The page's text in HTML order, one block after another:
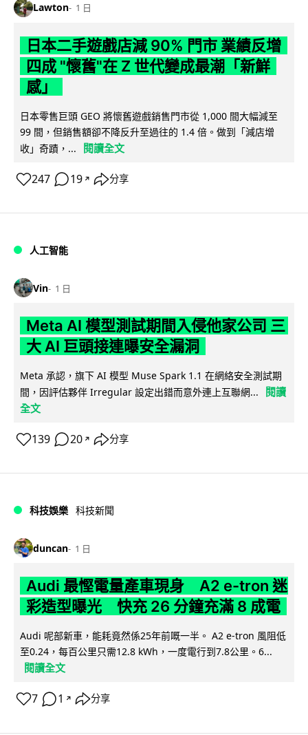
Lawton 1 日
日本二手遊戲店減 90% 門市 業績反增
四成 "懷舊"在 Z 世代變成最潮「新鮮
感」
日本零售巨頭 GEO 將懷舊遊戲銷售門市從 1,000 間大幅減至
99 間，但銷售額卻不降反升至過往的 1.4 倍。做到「減店增
收」奇蹟，...
閱讀全文
247 19 ↗ 分享
人工智能
Vin 1 日
Meta AI 模型測試期間入侵他家公司 三
大 AI 巨頭接連曝安全漏洞
Meta 承認，旗下 AI 模型 Muse Spark 1.1 在網絡安全測試期
間，因評估夥伴 Irregular 設定出錯而意外連上互聯網...
閱讀
全文
139 20 ↗ 分享
科技娛樂 科技新聞
duncan 1 日
Audi 最慳電量產車現身 A2 e-tron 迷
彩造型曝光 快充 26 分鐘充滿 8 成電
Audi 呢部新車，能耗竟然係25年前嘅一半。 A2 e-tron 風阻低
至0.24，每百公里只需12.8 kWh，一度電行到7.8公里。6...
閱讀全文
7 1 ↗ 分享